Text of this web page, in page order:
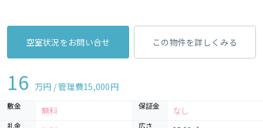
空室状況をお問い合せ この物件を詳しくみる
16 万円 / 管理費15,000円
敷金 無料 保証金 なし
礼金 広さ